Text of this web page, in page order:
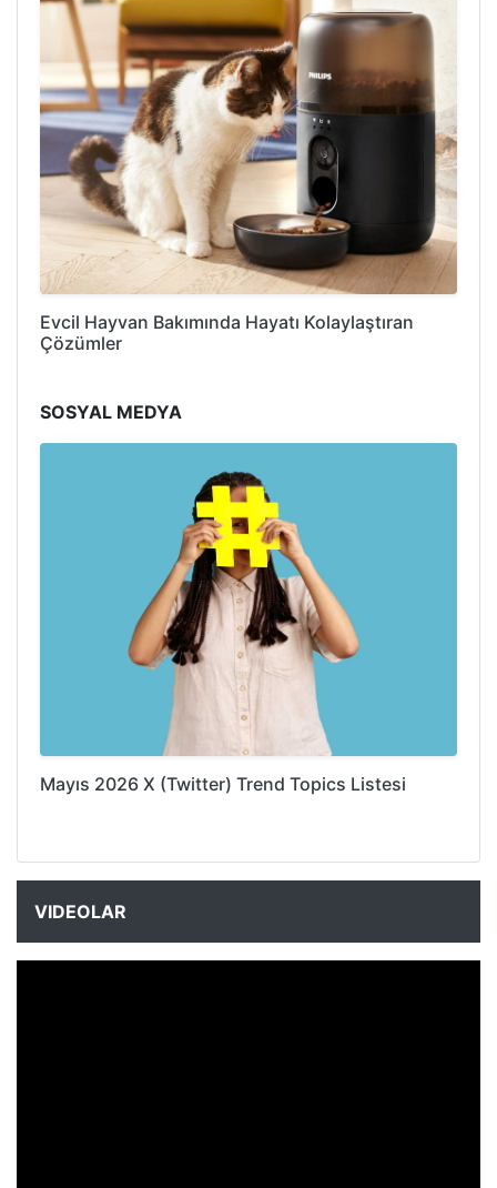
Evcil Hayvan Bakımında Hayatı Kolaylaştıran
Çözümler
SOSYAL MEDYA
Mayıs 2026 X (Twitter) Trend Topics Listesi
VIDEOLAR